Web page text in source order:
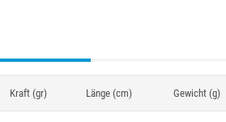
Kraft (gr) Länge (cm) Gewicht (g)